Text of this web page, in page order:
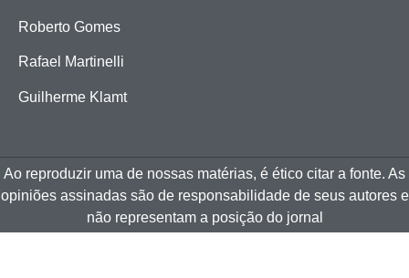
Roberto Gomes
Rafael Martinelli
Guilherme Klamt
Ao reproduzir uma de nossas matérias, é ético citar a fonte. As
opiniões assinadas são de responsabilidade de seus autores e
não representam a posição do jornal